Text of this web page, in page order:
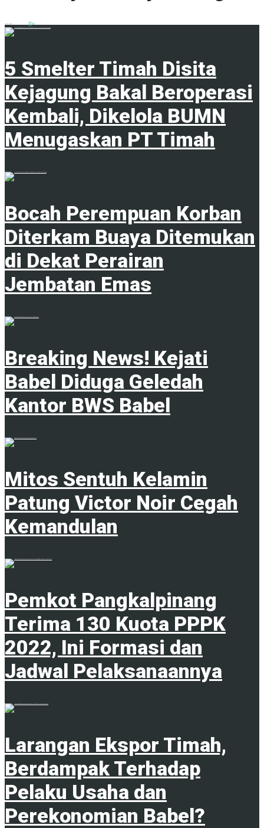
5 Smelter Timah Disita
Kejagung Bakal Beroperasi
Kembali, Dikelola BUMN
Menugaskan PT Timah
Bocah Perempuan Korban
Diterkam Buaya Ditemukan
di Dekat Perairan
Jembatan Emas
Breaking News! Kejati
Babel Diduga Geledah
Kantor BWS Babel
Mitos Sentuh Kelamin
Patung Victor Noir Cegah
Kemandulan
Pemkot Pangkalpinang
Terima 130 Kuota PPPK
2022, Ini Formasi dan
Jadwal Pelaksanaannya
Larangan Ekspor Timah,
Berdampak Terhadap
Pelaku Usaha dan
Perekonomian Babel?